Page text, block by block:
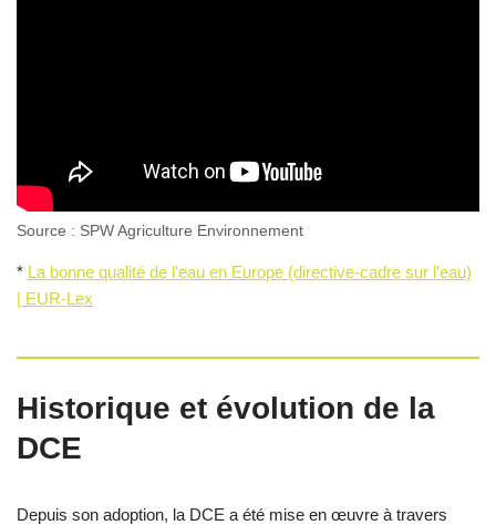
Source : SPW Agriculture Environnement
* La bonne qualité de l’eau en Europe (directive-cadre sur l’eau)
| EUR-Lex
Historique et évolution de la
DCE
Depuis son adoption, la DCE a été mise en œuvre à travers